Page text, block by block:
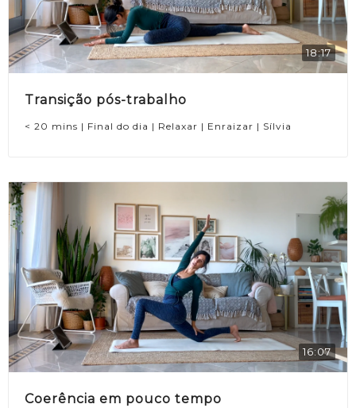
18:17
Transição pós-trabalho
< 20 mins | Final do dia | Relaxar | Enraizar | Sílvia
16:07
Coerência em pouco tempo